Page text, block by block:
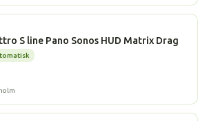
S line Pano Sonos HUD Matrix Drag